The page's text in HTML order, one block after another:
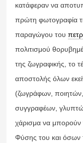
κατάφεραν να
πρώτη φωτογραφία
παραγώγου του
πολιτισμού
της ζωγραφικής, το
αποστολής όλων
(ζωγράφων,
συγγραφέων,
χάρισμα να μπορούν
Φύσης του και όσων